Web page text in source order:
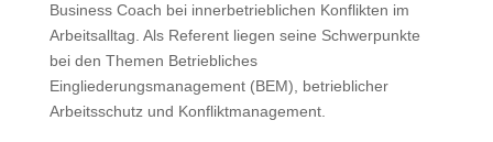
Business Coach bei innerbetrieblichen Konflikten im
Arbeitsalltag. Als Referent liegen seine Schwerpunkte
bei den Themen Betriebliches
Eingliederungsmanagement (BEM), betrieblicher
Arbeitsschutz und Konfliktmanagement.